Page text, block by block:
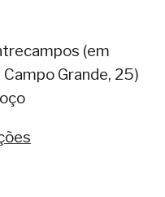
(em
Grande, 25)